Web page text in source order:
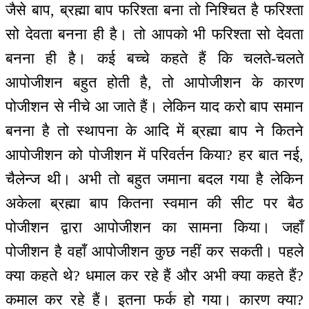
जैसे बाप, ब्रह्मा बाप फरिश्ता बना तो निश्चित है फरिश्ता
सो देवता बनना ही है। तो आपको भी फरिश्ता सो देवता
बनना ही है। कई बच्चे कहते हैं कि चलते-चलते
आपोजीशन बहुत होती है, तो आपोजीशन के कारण
पोजीशन से नीचे आ जाते हैं। लेकिन याद करो बाप समान
बनना है तो स्थापना के आदि में ब्रह्मा बाप ने कितने
आपोजीशन को पोजीशन में परिवर्तन किया? हर बात नई,
चैलेन्ज थी। अभी तो बहुत जमाना बदल गया है लेकिन
अकेला ब्रह्मा बाप कितना स्वमान की सीट पर बैठ
पोजीशन द्वारा आपोजीशन का सामना किया। जहाँ
पोजीशन है वहाँ आपोजीशन कुछ नहीं कर सकती। पहले
क्या कहते थे? धमाल कर रहे हैं और अभी क्या कहते हैं?
कमाल कर रहे हैं। इतना फर्क हो गया। कारण क्या?